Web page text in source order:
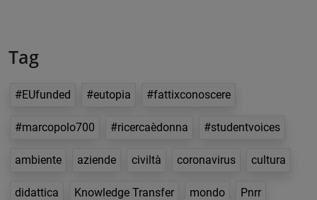
Tag
#EUfunded #eutopia #fattixconoscere
#marcopolo700 #ricercaèdonna #studentvoices
ambiente aziende civiltà coronavirus cultura
didattica Knowledge Transfer mondo Pnrr